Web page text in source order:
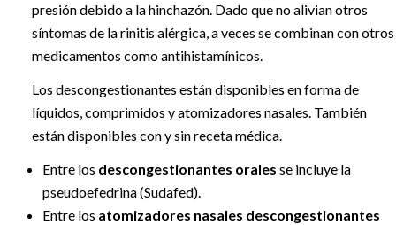
presión debido a la hinchazón. Dado que no alivian otros
síntomas de la rinitis alérgica, a veces se combinan con otros
medicamentos como antihistamínicos.
Los descongestionantes están disponibles en forma de
líquidos, comprimidos y atomizadores nasales. También
están disponibles con y sin receta médica.
Entre los descongestionantes orales se incluye la
pseudoefedrina (Sudafed).
Entre los atomizadores nasales descongestionantes